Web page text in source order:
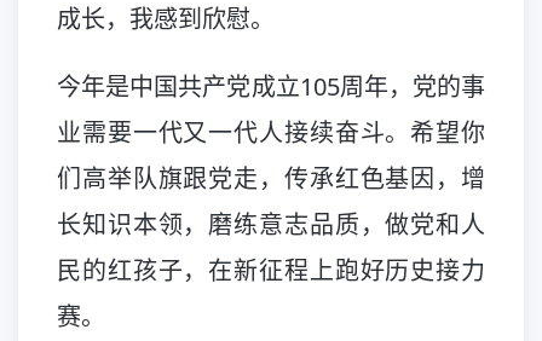
成长，我感到欣慰。
今年是中国共产党成立105周年，党的事
业需要一代又一代人接续奋斗。希望你
们高举队旗跟党走，传承红色基因，增
长知识本领，磨练意志品质，做党和人
民的红孩子，在新征程上跑好历史接力
赛。